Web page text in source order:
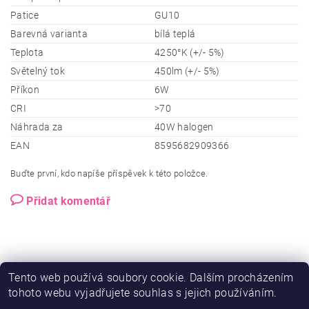
Patice
GU10
Barevná varianta
bílá teplá
Teplota
4250°K (+/- 5%)
Světelný tok
450lm (+/- 5%)
Příkon
6W
CRI
>70
Náhrada za
40W halogen
EAN
8595682909366
Buďte první, kdo napíše příspěvek k této položce.
Přidat komentář
Tento web používá soubory cookie. Dalším procházením
tohoto webu vyjadřujete souhlas s jejich používáním.